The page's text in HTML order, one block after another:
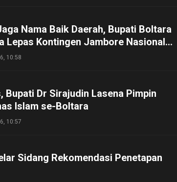
Nama Baik Daerah, Bupati Boltara
Lepas Kontingen Jambore Nasional
10:58
Bupati Dr Sirajudin Lasena Pimpin
Islam se-Boltara
10:57
Sidang Rekomendasi Penetapan